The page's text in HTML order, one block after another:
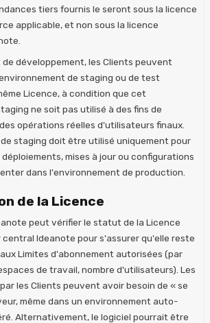
tiers fournis le seront sous la licence
applicable, et non sous la licence
développement, les Clients peuvent
de staging ou de test
Licence, à condition que cet
ne soit pas utilisé à des fins de
opérations réelles d'utilisateurs finaux.
staging doit être utilisé uniquement pour
mises à jour ou configurations
dans l'environnement de production.
de la Licence
peut vérifier le statut de la Licence
Ideanote pour s'assurer qu'elle reste
Limites d'abonnement autorisées (par
de travail, nombre d'utilisateurs). Les
les Clients peuvent avoir besoin de « se
même dans un environnement auto-
Alternativement, le logiciel pourrait être